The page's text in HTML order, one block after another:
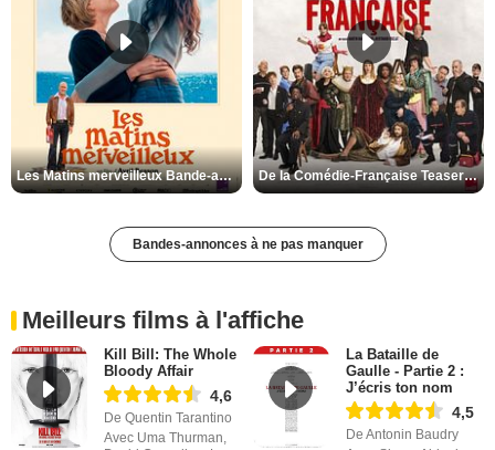
Les Matins merveilleux Bande-annonce VF De la Comédie-Française Teaser VF
Bandes-annonces à ne pas manquer
Meilleurs films à l'affiche
Kill Bill: The Whole
Bloody Affair
4,6
De Quentin Tarantino
Avec Uma Thurman,
La Bataille de
Gaulle - Partie 2 :
J’écris ton nom
4,5
De Antonin Baudry